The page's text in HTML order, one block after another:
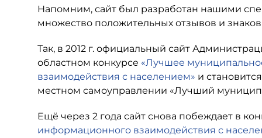
Напомним, сайт был разработан нашими
множество положительных отзывов и
Так, в 2012 г. официальный сайт
областном конкурсе «Лучшее
взаимодействия с населением» и
местном самоуправлении «Лучший
Ещё через 2 года сайт снова побеждает в
информационного взаимодействия с